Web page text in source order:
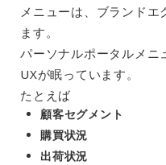
メニューは、ブランド
ます。
パーソナルポータルメニ
UXが眠っています。
たとえば
顧客セグメント
購買状況
出荷状況